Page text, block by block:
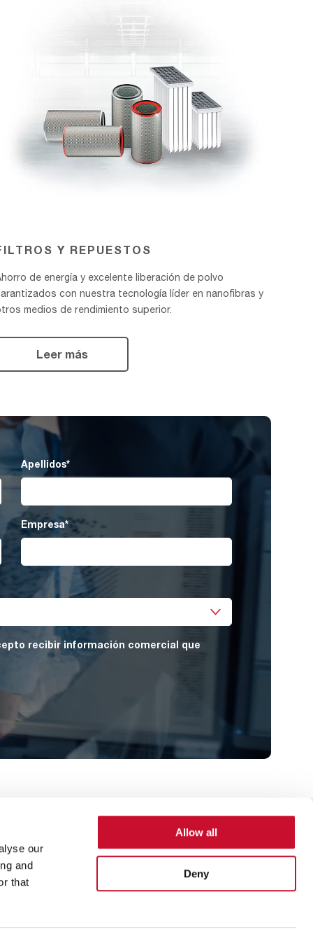
our
and
that
Allow all
Deny
Y REPUESTOS
de energía y excelente liberación de polvo
con nuestra tecnología líder en nanofibras y
medios de rendimiento superior.
Leer más
Apellidos*
Empresa*
recibir información comercial que
Menu
Política de privacidad